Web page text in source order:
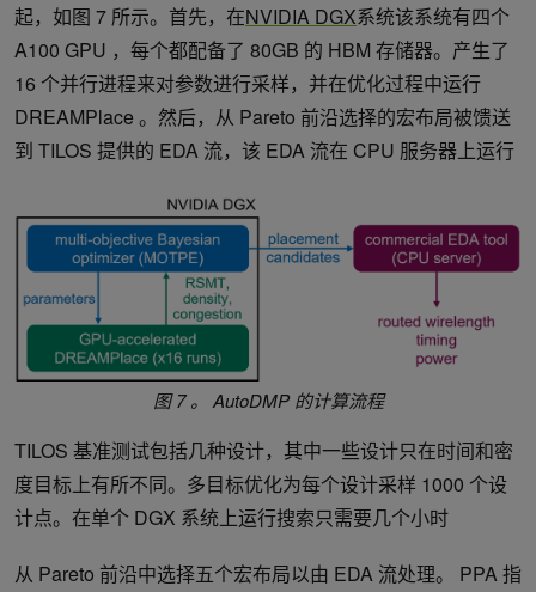
起，如图 7 所示。首先，在NVIDIA DGX系统该系统有四个
A100 GPU ，每个都配备了 80GB 的 HBM 存储器。产生了
16 个并行进程来对参数进行采样，并在优化过程中运行
DREAMPlace 。然后，从 Pareto 前沿选择的宏布局被馈送
到 TILOS 提供的 EDA 流，该 EDA 流在 CPU 服务器上运行
图 7 。 AutoDMP 的计算流程
TILOS 基准测试包括几种设计，其中一些设计只在时间和密
度目标上有所不同。多目标优化为每个设计采样 1000 个设
计点。在单个 DGX 系统上运行搜索只需要几个小时
从 Pareto 前沿中选择五个宏布局以由 EDA 流处理。 PPA 指